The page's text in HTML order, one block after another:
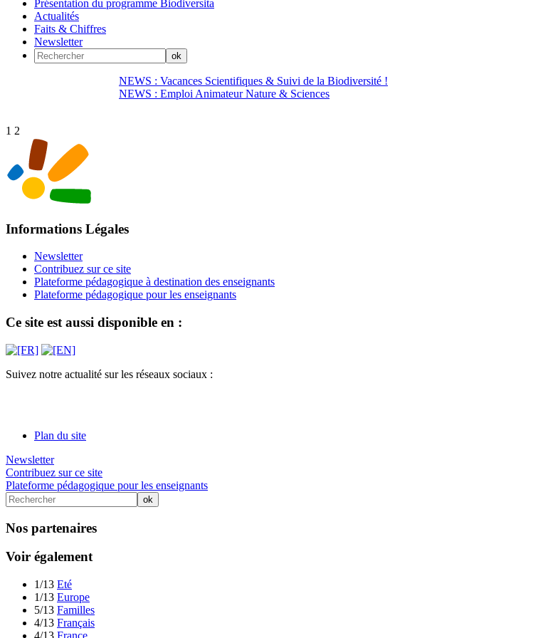
Présentation du programme Biodiversita
Actualités
Faits & Chiffres
Newsletter
NEWS : Vacances Scientifiques & Suivi de la Biodiversité !
NEWS : Emploi Animateur Nature & Sciences
1 2
Informations Légales
Newsletter
Contribuez sur ce site
Plateforme pédagogique à destination des enseignants
Plateforme pédagogique pour les enseignants
Ce site est aussi disponible en :
Suivez notre actualité sur les réseaux sociaux :
Plan du site
Newsletter
Contribuez sur ce site
Plateforme pédagogique pour les enseignants
Nos partenaires
Voir également
1/13 Eté
1/13 Europe
5/13 Familles
4/13 Français
4/13 France